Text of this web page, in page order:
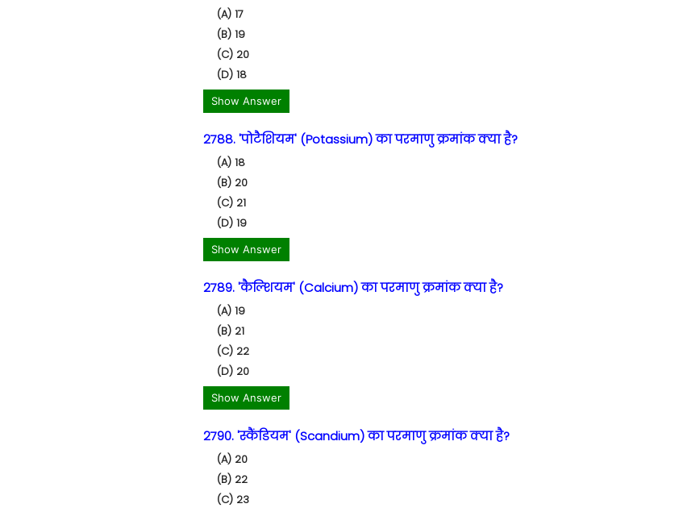
(A) 17
(B) 19
(C) 20
(D) 18
Show Answer
2788. 'पोटैशियम' (Potassium) का परमाणु क्रमांक क्या है?
(A) 18
(B) 20
(C) 21
(D) 19
Show Answer
2789. 'कैल्शियम' (Calcium) का परमाणु क्रमांक क्या है?
(A) 19
(B) 21
(C) 22
(D) 20
Show Answer
2790. 'स्कैंडियम' (Scandium) का परमाणु क्रमांक क्या है?
(A) 20
(B) 22
(C) 23